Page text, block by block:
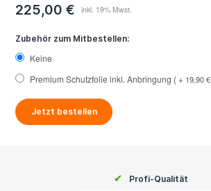
225,00 €
Zubehör zum Mitbestellen:
Keine
Premium Schutzfolie inkl. Anbringung
+ 19,90 €
Jetzt bestellen
✔ Profi-Qualität